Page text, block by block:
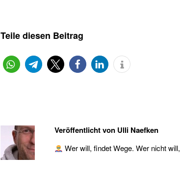
Teile diesen Beitrag
Veröffentlicht von Ulli Naefken
Wer will, findet Wege. Wer nicht